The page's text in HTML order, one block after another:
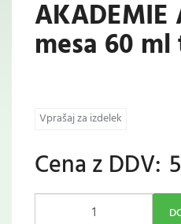
mesa 60
Vprašaj za izdelek
Cena z DDV: